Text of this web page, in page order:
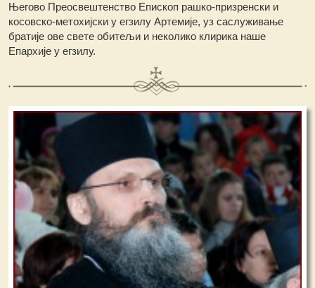
Његово Преосвештенство Епископ рашко-призренски и
косовско-метохијски у егзилу Артемије, уз саслуживање
братије ове свете обитељи и неколико клирика наше
Епархије у егзилу.